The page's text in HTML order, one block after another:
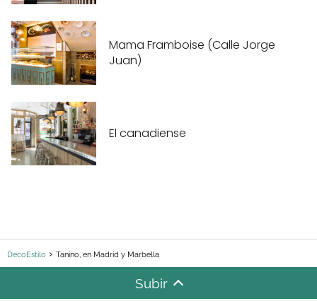
Mama Framboise (Calle Jorge
Juan)
El canadiense
DecoEstilo Tanino, en Madrid y Marbella
Subir